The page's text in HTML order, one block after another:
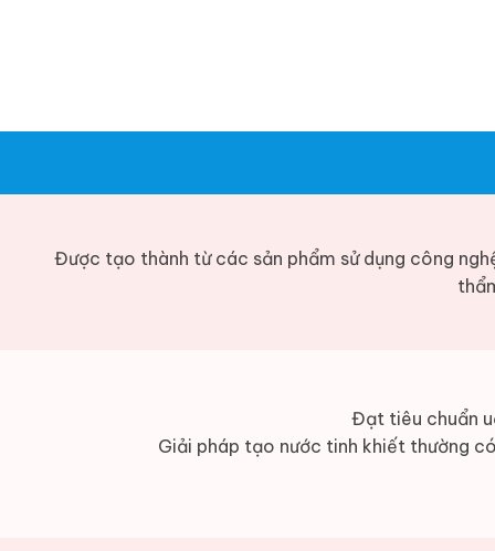
Được tạo thành từ các sản phẩm sử dụng công
Đạt tiêu chuẩn
Giải pháp tạo nước tinh khiết thường